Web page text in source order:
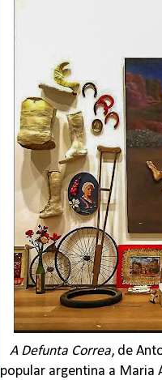
A Defunta Correa, de
popular argentina a Maria